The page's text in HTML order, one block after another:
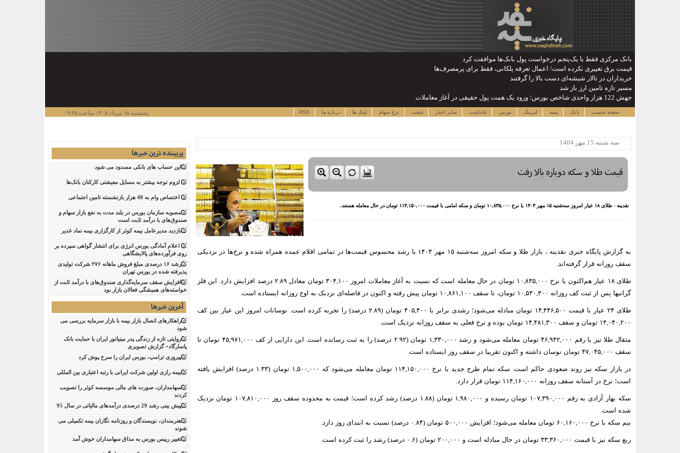
بانک مرکزی فقط با یک‌‎پنجم درخواست پول بانک‌ها موافقت کرد
قیمت برق تغییری نکرده است/ اعمال تعرفه پلکانی، فقط برای پرمصرف‌ها
خریداران در تالار شیشه‌ای دست بالا را گرفتند
مسیر تازه تامین ارز باز شد
جهش 122 هزار واحدی شاخص بورس؛ ورود یک همت پول حقیقی در آغاز معاملات
پنجشنبه ۱۵ مرداد ۱۴۰۵ ساعت:۰۹:۳۵ صفحه نخست بانک بیمه لیزینگ بورس یادداشت سایر اخبار شعب نرخ سهام لینک ها درباره ما RSS
پربیننده ترین خبرها
این حساب های بانکی مسدود می شود
لزوم توجه بیشتر به مسایل معیشتی کارکنان بانک‌ها
اختصاص وام به 40 هزار بازنشسته تامین اجتماعی
مصوبه سازمان بورس در بلند مدت به نفع بازار سهام و
صندوق‌های با درآمد ثابت است
بازدید مدیرعامل بیمه کوثر از کارگزاری بیمه نماد غدیر
اعلام آمادگی بورس انرژی برای انتشار گواهی سپرده بر
روی فرآورده‌های پالایشگاهی ‌
رشد ۱۶ درصدی مبلغ فروش ماهانه ۲۷۶ شرکت تولیدی
پذیرفته شده در بورس تهران
افزایش سقف سرمایه‌گذاری صندوق‌های با درآمد ثابت از
خواسته‌های همیشگی فعالان بازار بود
آخرین خبرها
راهکارهای اتصال بازار بیمه با بازار سرمایه بررسی می
شود
روایتی تازه از زندگی پدر مینیاتور ایران با حمایت بانک
پاسارگاد+ گزارش تصویری
پیروزی ترامپ، بورس ایران را سرخ پوش کرد
بیمه رازی اولین شرکت ایرانی با رتبه اعتباری بین المللی
سهامداران، صورت های مالی موسسه کوثر را تصویب
کردند
پیش بینی رشد 29 درصدی درآمدهای مالیاتی در سال 95
هنرمندان، نویسندگان و روزنامه نگاران بیمه تکمیلی می
شوند
تغییر رییس بورس به مذاق سهامداران خوش آمد
سه شنبه 15 مهر 1404
قیمت طلا و سکه دوباره بالا رفت
نقدینه - طلای ۱۸ عیار امروز سه‌شنبه ۱۵ مهر ۱۴۰۴ با نرخ ۱۰,۸۳۵,۰۰۰ تومان و سکه امامی با قیمت ۱۱۴,۱۵۰,۰۰۰ تومان در حال معامله‌ هستند.
به گزارش پایگاه خبری نقدینه ، بازار طلا و سکه امروز سه‌شنبه ۱۵ مهر ۱۴۰۴ با رشد محسوس قیمت‌ها در تمامی اقلام عمده همراه شده و نرخ‌ها در نزدیکی
سقف روزانه قرار گرفته‌اند.
طلای ۱۸ عیار هم‌اکنون با نرخ ۱۰,۸۳۵,۰۰۰ تومان در حال معامله است که نسبت به آغاز معاملات امروز ۳۰۴,۱۰۰ تومان معادل ۲.۸۹ درصد افزایش دارد. این فلز
گرانبها پس از ثبت کف روزانه ۱۰,۵۳۰,۳۰۰ تومان، تا سقف ۱۰,۸۶۱,۱۰۰ تومان پیش رفته و اکنون در فاصله‌ای نزدیک به اوج روزانه ایستاده است.
طلای ۲۴ عیار با قیمت ۱۴,۴۴۶,۵۰۰ تومان مبادله می‌شود؛ رشدی برابر با ۴۰۵,۴۰۰ تومان (۲.۸۹ درصد) را تجربه کرده است. نوسانات امروز این عیار بین کف
۱۴,۰۴۰,۲۰۰ تومان و سقف ۱۴,۴۸۱,۳۰۰ تومان بوده و نرخ فعلی به سقف روزانه نزدیک است.
مثقال طلا نیز با رقم ۴۶,۹۴۲,۰۰۰ تومان معامله می‌شود و رشد ۱,۳۳۰,۰۰۰ تومان (۲.۹۲ درصد) را به ثبت رسانده است. این دارایی از کف ۴۵,۹۷۱,۰۰۰ تومان تا
سقف ۴۷,۰۴۵,۰۰۰ تومان نوسان داشته و اکنون تقریبا در سقف روز ایستاده است.
در بازار سکه نیز روند صعودی حاکم است. سکه تمام طرح جدید با نرخ ۱۱۴,۱۵۰,۰۰۰ تومان معامله می‌شود که ۱,۵۰۰,۰۰۰ تومان (۱.۳۳ درصد) افزایش یافته
است؛ نرخ در آستانه سقف روزانه ۱۱۴,۱۶۰,۰۰۰ تومان قرار دارد.
سکه بهار آزادی به رقم ۱۰۷,۳۹۰,۰۰۰ تومان رسیده و ۱,۹۸۰,۰۰۰ تومان (۱.۸۸ درصد) رشد کرده است؛ قیمت به محدوده سقف روز ۱۰۷,۸۱۰,۰۰۰ تومان نزدیک
شده است.
نیم سکه با نرخ ۶۰,۱۶۰,۰۰۰ تومان معامله می‌شود؛ افزایش ۵۰۰,۰۰۰ تومان (۰.۸۴ درصد) نسبت به ابتدای روز دارد.
ربع سکه نیز با قیمت ۳۳,۳۶۰,۰۰۰ تومان در حال مبادله است و ۲۰۰,۰۰۰ تومان (۰.۶ درصد) رشد را ثبت کرده است.